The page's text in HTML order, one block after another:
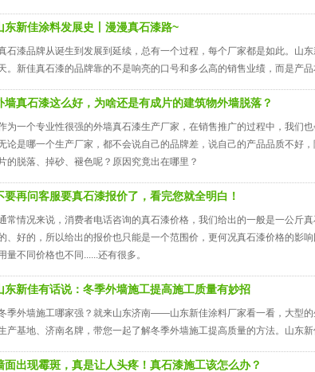
东新佳涂料发展史丨漫漫真石漆路~
石漆品牌从诞生到发展到延续，总有一个过程，每个厂家都是如此。山
。新佳真石漆的品牌靠的不是响亮的口号和多么高的销售业绩，而是产
墙真石漆这么好，为啥还是有成片的建筑物外墙脱落？
为一个专业性很强的外墙真石漆生产厂家，在销售推广的过程中，我们
论是哪一个生产厂家，都不会说自己的品牌差，说自己的产品品质不好
片的脱落、掉砂、褪色呢？原因究竟出在哪里？
要再问客服要真石漆报价了，看完您就全明白！
常情况来说，消费者电话咨询的真石漆价格，我们给出的一般是一公斤
、好的，所以给出的报价也只能是一个范围价，更何况真石漆价格的影
量不同价格也不同......还有很多。
东新佳有话说：冬季外墙施工提高施工质量有妙招
季外墙施工哪家强？就来山东济南——山东新佳涂料厂家看一看，大型
产基地、济南名牌，带您一起了解冬季外墙施工提高质量的方法。山东
面出现霉斑，真是让人头疼！真石漆施工该怎么办？